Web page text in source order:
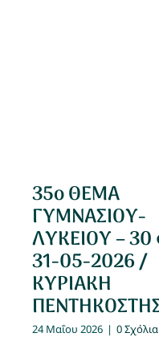
35ο ΘΕΜΑ
ΓΥΜΝΑΣΙΟΥ-
ΛΥΚΕΙΟΥ –
31-05-2026 /
ΚΥΡΙΑΚΗ
24 Μαΐου 2026 | 0 Σχόλια